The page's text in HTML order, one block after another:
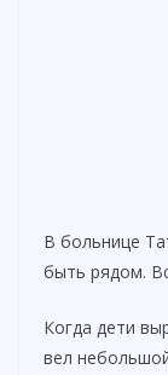
В больнице
быть рядом.
Когда дети
вел